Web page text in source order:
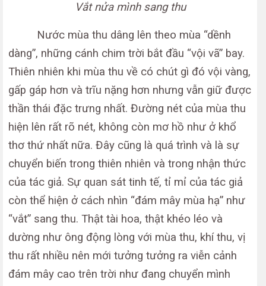
Vắt nửa mình sang thu
Nước mùa thu dâng lên theo mùa “dềnh
dàng”, những cánh chim trời bắt đầu “vội vã” bay.
Thiên nhiên khi mùa thu về có chút gì đó vội vàng,
gấp gáp hơn và trĩu nặng hơn nhưng vẫn giữ được
thần thái đặc trưng nhất. Đường nét của mùa thu
hiện lên rất rõ nét, không còn mơ hồ như ở khổ
thơ thứ nhất nữa. Đây cũng là quá trình và là sự
chuyển biến trong thiên nhiên và trong nhận thức
của tác giả. Sự quan sát tinh tế, tỉ mỉ của tác giả
còn thể hiện ở cách nhìn “đám mây mùa hạ” như
“vắt” sang thu. Thật tài hoa, thật khéo léo và
dường như ông động lòng với mùa thu, khí thu, vị
thu rất nhiều nên mới tưởng tưởng ra viễn cảnh
đám mây cao trên trời như đang chuyển mình